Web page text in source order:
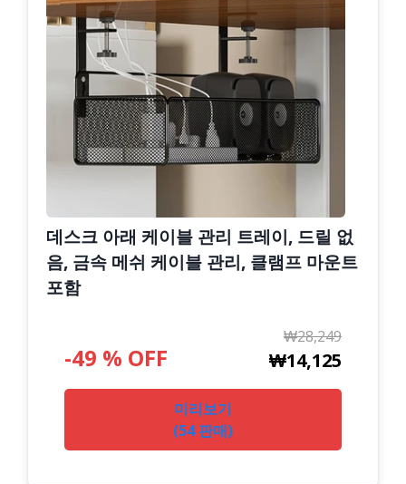
데스크 아래 케이블 관리 트레이, 드릴 없
음, 금속 메쉬 케이블 관리, 클램프 마운트
포함
-49 % OFF
₩28,249
₩14,125
미리보기
(54 판매)